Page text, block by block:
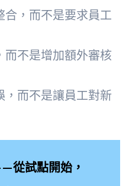
合，而不是要求員工
而不是增加額外審核
，而不是讓員工對新
從試點開始，